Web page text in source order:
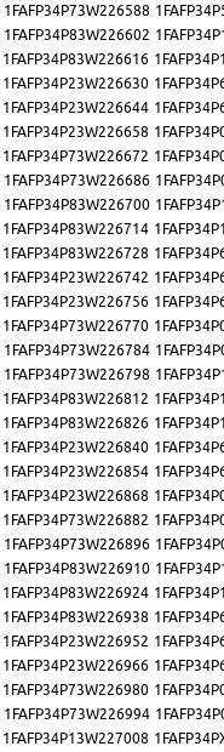
1FAFP34P73W226588
1FAFP34P83W226602
1FAFP34P83W226616
1FAFP34P23W226630
1FAFP34P23W226644
1FAFP34P23W226658
1FAFP34P73W226672
1FAFP34P73W226686
1FAFP34P83W226700
1FAFP34P83W226714
1FAFP34P83W226728
1FAFP34P23W226742
1FAFP34P23W226756
1FAFP34P73W226770
1FAFP34P73W226784
1FAFP34P73W226798
1FAFP34P83W226812
1FAFP34P83W226826
1FAFP34P23W226840
1FAFP34P23W226854
1FAFP34P23W226868
1FAFP34P73W226882
1FAFP34P73W226896
1FAFP34P83W226910
1FAFP34P83W226924
1FAFP34P83W226938
1FAFP34P23W226952
1FAFP34P23W226966
1FAFP34P73W226980
1FAFP34P73W226994
1FAFP34P13W227008